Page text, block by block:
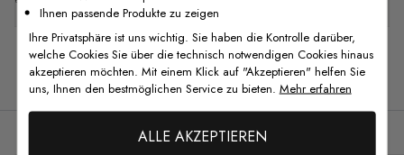
Verwandte Produkte
Ihnen passende Produkte zu zeigen
Ihre Privatsphäre ist uns wichtig. Sie haben die Kontrolle darüber,
welche Cookies Sie über die technisch notwendigen Cookies hinaus
akzeptieren möchten. Mit einem Klick auf "Akzeptieren" helfen Sie
uns, Ihnen den bestmöglichen Service zu bieten. Mehr erfahren
ALLE AKZEPTIEREN